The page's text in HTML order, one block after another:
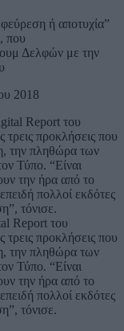
ή αποτυχία”
που
Δελφών με την
2018
Report του
τρεις προκλήσεις που
την πληθώρα των
Τύπο. “Είναι
την ήρα από το
πολλοί εκδότες
τόνισε.